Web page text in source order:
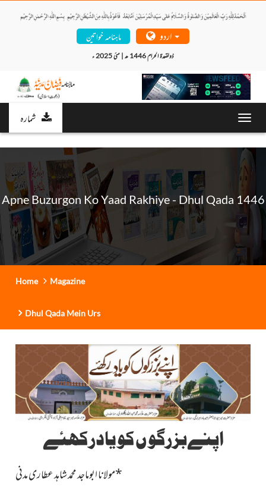
ماہنامہ خواتین
ذولقعدۃ الحرام 1446 ھ | مئی 2025 ء
شمارہ
Apne Buzurgon Ko Yaad Rakhiye - Dhul Qada 1446
Home Magazine
Dhul Qada Mein Urs
اپنےبزرگو ں کو یادرکھئے
*مولانا ابوماجد محمد شاہد عطاری مدنی